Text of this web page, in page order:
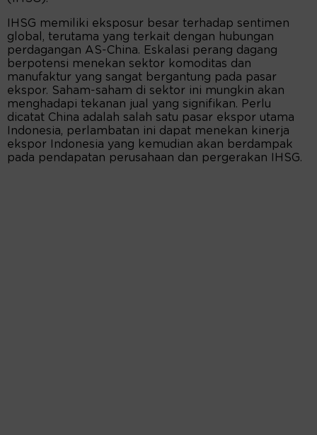
IHSG memiliki eksposur besar terhadap sentimen
global, terutama yang terkait dengan hubungan
perdagangan AS-China. Eskalasi perang dagang
berpotensi menekan sektor komoditas dan
manufaktur yang sangat bergantung pada pasar
ekspor. Saham-saham di sektor ini mungkin akan
menghadapi tekanan jual yang signifikan. Perlu
dicatat China adalah salah satu pasar ekspor utama
Indonesia, perlambatan ini dapat menekan kinerja
ekspor Indonesia yang kemudian akan berdampak
pada pendapatan perusahaan dan pergerakan IHSG.